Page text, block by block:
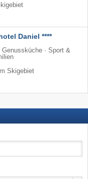
Daniel ****
· Sport &
Skigebiet